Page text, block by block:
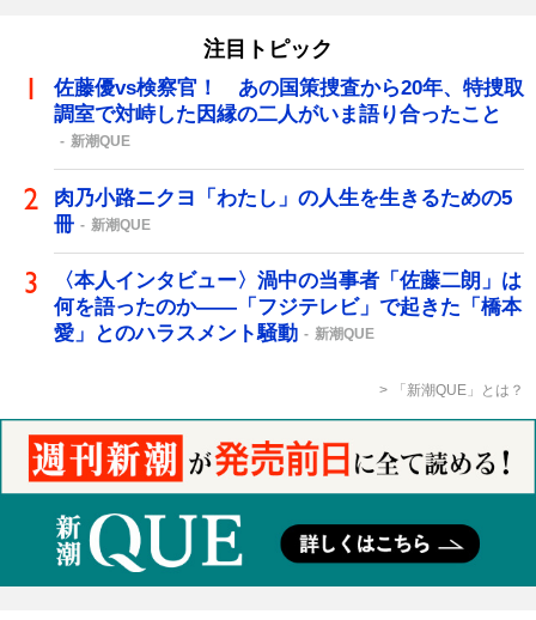
注目トピック
佐藤優vs検察官！ あの国策捜査から20年、特捜取
調室で対峙した因縁の二人がいま語り合ったこと
新潮QUE
肉乃小路ニクヨ「わたし」の人生を生きるための5
冊
新潮QUE
〈本人インタビュー〉渦中の当事者「佐藤二朗」は
何を語ったのか――「フジテレビ」で起きた「橋本
愛」とのハラスメント騒動
新潮QUE
「新潮QUE」とは？